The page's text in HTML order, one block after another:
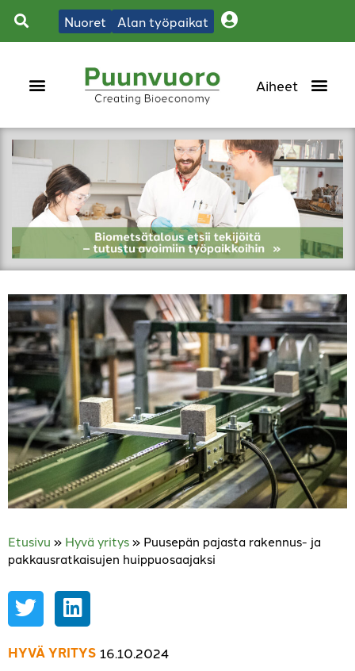
Nuoret Alan työpaikat
Etusivu » Hyvä yritys» Puusepän pajasta rakennus- ja
pakkausratkaisujen huippuosaajaksi
HYVÄ YRITYS 16.10.2024